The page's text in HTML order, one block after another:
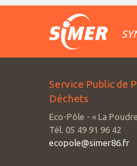
Service Public de
Déchets
Eco-Pôle - « La
Tél. 05 49 91 96 42
ecopole@simer86.fr